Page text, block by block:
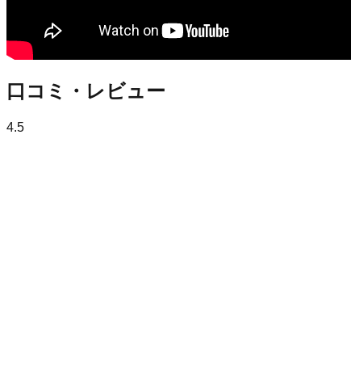
口コミ・レビュー
4.5